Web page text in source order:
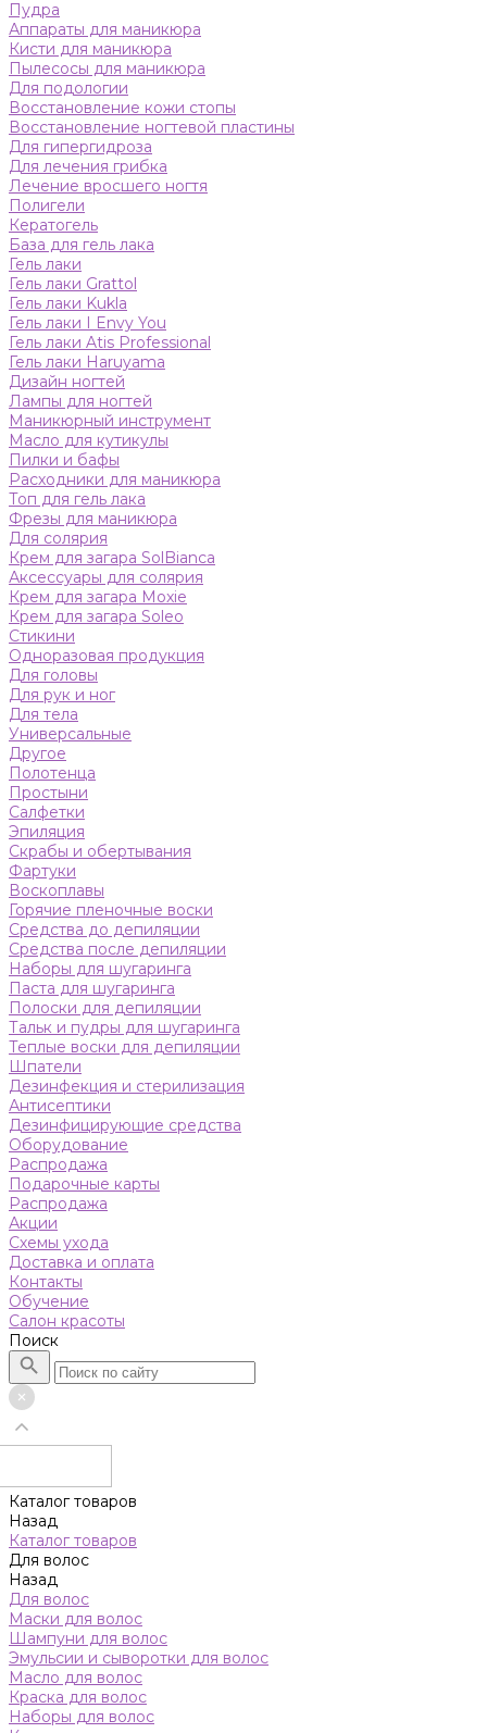
Пудра
Аппараты для маникюра
Кисти для маникюра
Пылесосы для маникюра
Для подологии
Восстановление кожи стопы
Восстановление ногтевой пластины
Для гипергидроза
Для лечения грибка
Лечение вросшего ногтя
Полигели
Кератогель
База для гель лака
Гель лаки
Гель лаки Grattol
Гель лаки Kukla
Гель лаки I Envy You
Гель лаки Atis Professional
Гель лаки Haruyama
Дизайн ногтей
Лампы для ногтей
Маникюрный инструмент
Масло для кутикулы
Пилки и бафы
Расходники для маникюра
Топ для гель лака
Фрезы для маникюра
Для солярия
Крем для загара SolBianca
Аксессуары для солярия
Крем для загара Moxie
Крем для загара Soleo
Стикини
Одноразовая продукция
Для головы
Для рук и ног
Для тела
Универсальные
Другое
Полотенца
Простыни
Салфетки
Эпиляция
Скрабы и обертывания
Фартуки
Воскоплавы
Горячие пленочные воски
Средства до депиляции
Средства после депиляции
Наборы для шугаринга
Паста для шугаринга
Полоски для депиляции
Тальк и пудры для шугаринга
Теплые воски для депиляции
Шпатели
Дезинфекция и стерилизация
Антисептики
Дезинфицирующие средства
Оборудование
Распродажа
Подарочные карты
Распродажа
Акции
Схемы ухода
Доставка и оплата
Контакты
Обучение
Салон красоты
Поиск
Каталог товаров
Назад
Каталог товаров
Для волос
Назад
Для волос
Маски для волос
Шампуни для волос
Эмульсии и сыворотки для волос
Масло для волос
Краска для волос
Наборы для волос